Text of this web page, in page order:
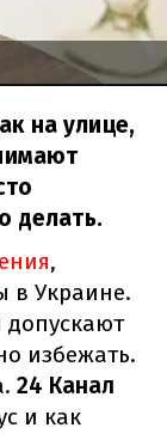
на улице,
делать.
,
в Украине.
избежать.
24 Канал
и как